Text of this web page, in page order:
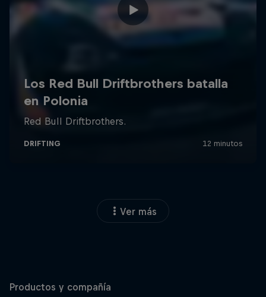
Ver más